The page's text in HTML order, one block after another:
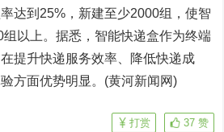
达到25%，新建至少2000组，使智
以上。据悉，智能快递盒作为终端
提升快递服务效率、降低快递成
方面优势明显。(黄河新闻网)
37 赞
打赏